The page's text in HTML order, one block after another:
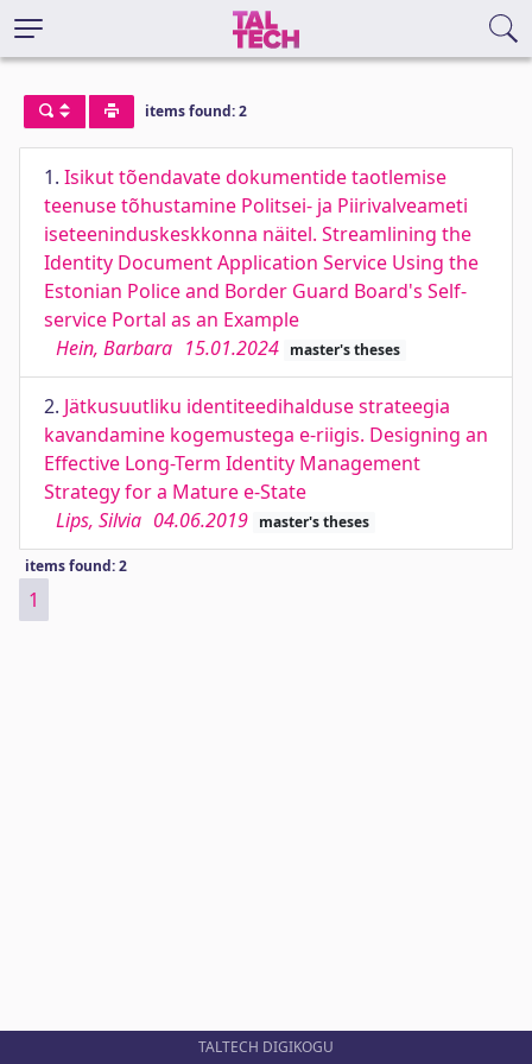
items found: 2
1. Isikut tõendavate dokumentide taotlemise
teenuse tõhustamine Politsei- ja Piirivalveameti
iseteeninduskeskkonna näitel. Streamlining the
Identity Document Application Service Using the
Estonian Police and Border Guard Board's Self-
service Portal as an Example
Hein, Barbara 15.01.2024 master's theses
2. Jätkusuutliku identiteedihalduse strateegia
kavandamine kogemustega e-riigis. Designing an
Effective Long-Term Identity Management
Strategy for a Mature e-State
Lips, Silvia 04.06.2019 master's theses
items found: 2
1
TALTECH DIGIKOGU